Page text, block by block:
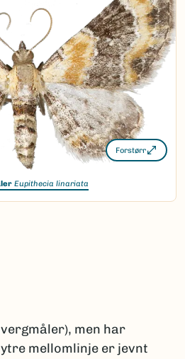
Forstørr
Eupithecia linariata
men har
mellomlinje er jevnt